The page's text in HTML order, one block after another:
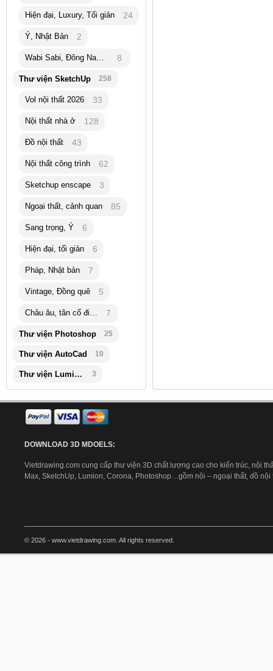
Hiện đại, Luxury, Tối giản 24
Ý, Nhật Bản 2
Wabi Sabi, Đông Nam Á 8
Thư viện SketchUp 258
Vol nội thất 2026 33
Nội thất nhà ở 128
Đồ nội thất 43
Nội thất công trình 62
Sketchup enscape 3
Ngoại thất, cảnh quan 85
Sang trọng, Ý 6
Hiện đại, tối giản 6
Pháp, Nhật bản 7
Vintage, Đồng quê 5
Châu âu, tân cổ điển 7
Thư viện Photoshop 25
Thư viện AutoCad 10
Thư viện Lumion 3
DOWNLOAD 3D MDOELS:
Vietdrawing.com cung cấp thư viện 3D chất lượng cao cho kiến trúc, nội
Max, SketchUp, Lumion, Corona, Photoshop…gồm nội – ngoại thất, đồ nội
© 2026 - www.vietdrawing.com. All rights reserved.